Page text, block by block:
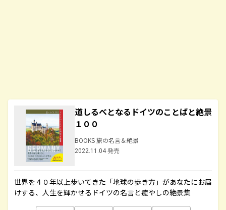
道しるべとなるドイツのことばと絶景
１００
BOOKS 旅の名言＆絶景
2022.11.04 発売
世界を４０年以上歩いてきた「地球の歩き方」があなたにお届
けする、人生を輝かせるドイツの名言と癒やしの絶景集